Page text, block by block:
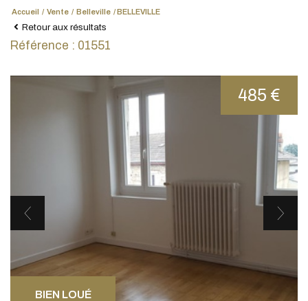
Accueil Vente Belleville BELLEVILLE
Retour aux résultats
Référence : 01551
BIEN LOUÉ
485 €